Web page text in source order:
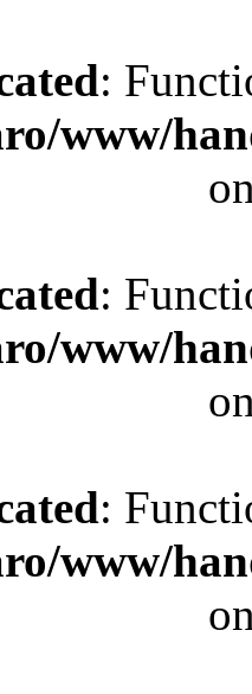
:
www/
:
www/
:
www/